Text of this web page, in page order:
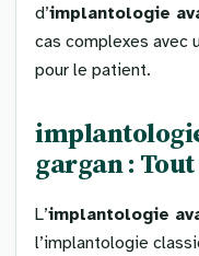
d’implantologie
cas complexes avec
pour le patient.
gargan :
L’implantologie
l’implantologie